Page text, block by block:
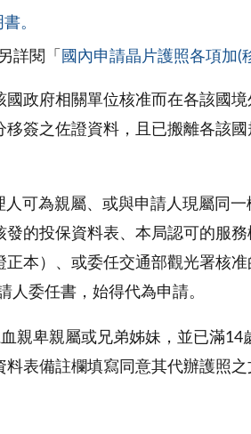
。
詳閱「 國內申請晶片護照各項加(
政府相關單位核准而在各該國境
簽之佐證資料，且已搬離各該
人可為親屬、或與申請人現屬同
的投保資料表、本局認可的服
本）、或委任交通部觀光署核
人委任書，始得代為申請。
親卑親屬或兄弟姊妹，並已滿14
表備註欄填寫同意其代辦護照